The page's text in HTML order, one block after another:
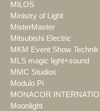
MILOS
Ministry of Light
MisterMaster
Mitsubishi Electric
MKM Event Show Technik
MLS magic light+sound
MMC Studios
Modulo Pi
MONACOR
Moonlight